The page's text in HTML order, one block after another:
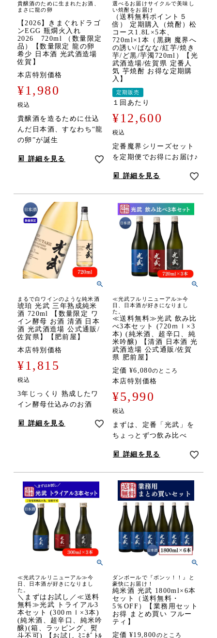
貴醸酒のために生まれたお酒、
まさに龍の卵
【2026】きまぐれドラゴ
ンEGG 瓶燗火入れ
2026 720ml （数量限定
品）【数量限定 龍の卵
希少 日本酒 光武酒造場
佐賀】
本店特別価格
¥1,980
税込
貴醸酒を造るために仕込
んだ日本酒、すなわち“龍
の卵”が誕生
詳細を見る
選べるお届けサイクルで美味し
い焼酎をお届け
（送料無料ポイント５
倍） 定期購入（焼酎）松
コース1.8L×5本、
720ml×1本（黒麹 魔界へ
の誘い/ばなな/紅芋/焼き
芋/ど黒/芋濁720ml）【光
武酒造場/佐賀県 定番人
気 芋焼酎 お得な定期購
入】
定期販売
１回あたり
¥12,600
税込
定番魔界シリーズセット
を定期便でお得にお届け♪
詳細を見る
まるで白ワインのような純米酒
琥珀 光武 三年熟成純米
酒 720ml 【数量限定 ワ
イン酵母 お酒 清酒 日本
酒 光武酒造場 公式通販/
佐賀県】【肥前屋】
本店特別価格
¥1,815
税込
3年じっくり 熟成したワ
イン酵母仕込みのお酒
詳細を見る
≪光武フルリニューアル≫今
日、日本酒が好きになりまし
た。
≪送料無料≫光武 飲み比
べ3本セット (720ｍｌ×3
本) (純米酒、超辛口、純
米吟醸) 【清酒 日本酒 光
武酒造場 公式通販/佐賀
県 肥前屋】
定価 ¥6,080のところ
本店特別価格
¥5,990
税込
まずは、定番「光武」を
ちょっとずつ飲み比べ
詳細を見る
≪光武フルリニューアル≫今
日、日本酒が好きになりまし
た。
＼まずはお試し／≪送料
無料≫光武 トライアル3
本セット (300ｍｌ×3本)
(純米酒、超辛口、純米吟
醸)(箱、ラッピング、熨
斗不可) 【お試し ﾐﾆﾎﾞﾄﾙ
ダンボールで『ボンッ！！』と
豪快にお届け！
純米酒 光武 1800ml×6本
セット（送料無料・
5％OFF）【業務用セット
お得 まとめ買い フルー
ティ】
定価 ¥19,800のところ